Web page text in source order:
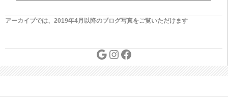
アーカイブでは、2019年4月以降のブログ写真をご覧いただけます